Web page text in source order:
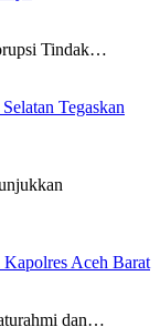
Tindak…
Tegaskan
Aceh Barat
dan…